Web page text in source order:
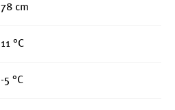
78 cm
11 °C
-5 °C